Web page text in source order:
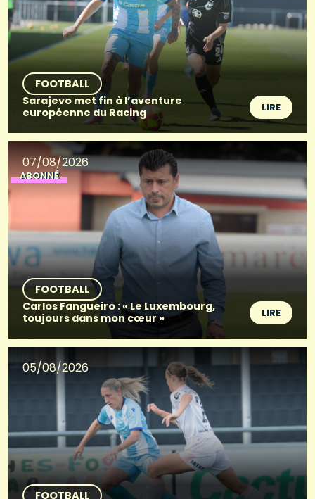
FOOTBALL
Sarajevo met fin à l’aventure
européenne du Racing
LIRE
07/08/2026
ABONNÉ
FOOTBALL
Carlos Fangueiro : « Le Luxembourg,
toujours dans mon cœur »
LIRE
05/08/2026
FOOTBALL